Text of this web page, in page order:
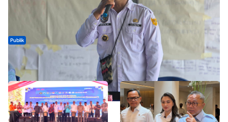
Publik
ABDESI Morotai Apresiasi Penyaluran ADD Rp3,13 Miliar untuk
88 Desa